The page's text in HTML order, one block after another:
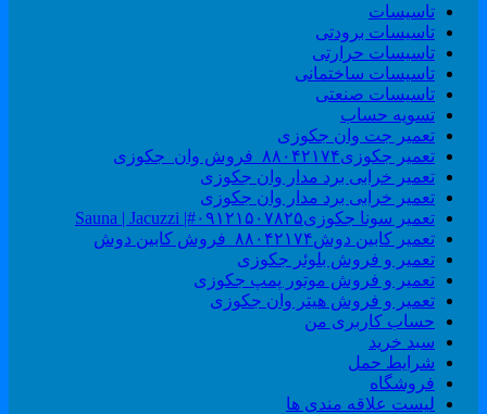
تاسیسات
تاسیسات برودتی
تاسیسات حرارتی
تاسیسات ساختمانی
تاسیسات صنعتی
تسویه حساب
تعمیر جت وان جکوزی
تعمیر جکوزی۸۸۰۴۲۱۷۴_فروش وان_جکوزی
تعمیر خرابی برد مدار وان جکوزی
تعمیر خرابی برد مدار وان جکوزی
تعمیر سونا جکوزی۰۹۱۲۱۵۰۷۸۲۵#| Sauna | Jacuzzi
تعمیر کابین دوش۸۸۰۴۲۱۷۴_فروش کابین دوش
تعمیر و فروش بلوئر جکوزی
تعمیر و فروش موتور پمپ جکوزی
تعمیر و فروش هیتر وان جکوزی
حساب کاربری من
سبد خرید
شرایط حمل
فروشگاه
لیست علاقه مندی ها